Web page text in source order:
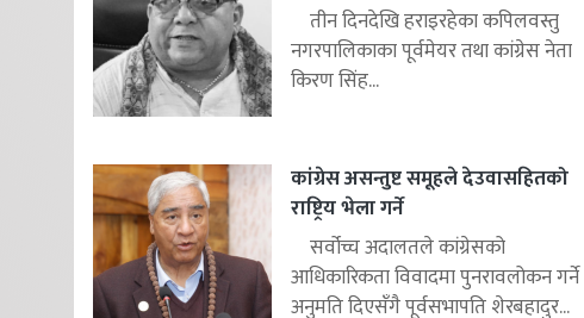
तीन दिनदेखि हराइरहेका कपिलवस्तु
नगरपालिकाका पूर्वमेयर तथा कांग्रेस नेता
किरण सिंह...
कांग्रेस असन्तुष्ट समूहले देउवासहितको
राष्ट्रिय भेला गर्ने
सर्वोच्च अदालतले कांग्रेसको
आधिकारिकता विवादमा पुनरावलोकन गर्ने
अनुमति दिएसँगै पूर्वसभापति शेरबहादुर...